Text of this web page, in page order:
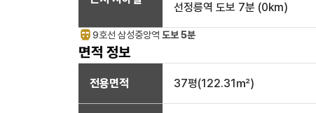
선정릉역 도보 7분 (0km)
9호선 삼성중앙역 도보 5분
면적 정보
전용면적 37평(122.31㎡)